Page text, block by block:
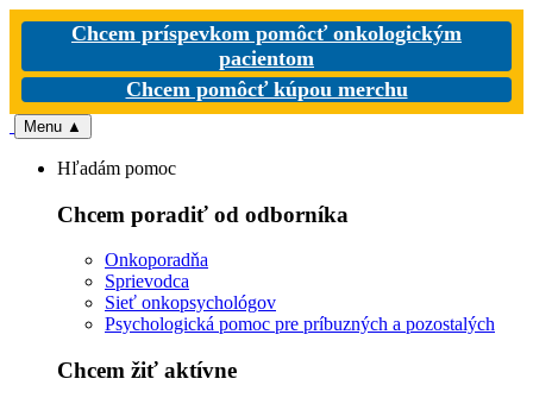
Chcem príspevkom pomôcť onkologickým
pacientom
Chcem pomôcť kúpou merchu
Menu ▲
Hľadám pomoc
Chcem poradiť od odborníka
Onkoporadňa
Sprievodca
Sieť onkopsychológov
Psychologická pomoc pre príbuzných a pozostalých
Chcem žiť aktívne